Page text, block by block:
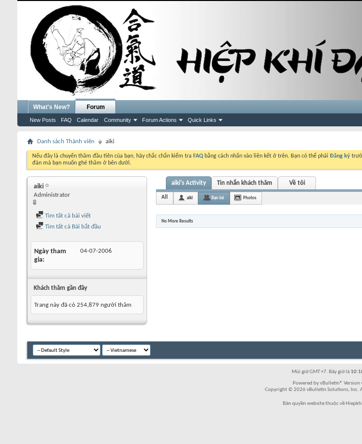
What's New? Forum
New Posts FAQ Calendar Community Forum Actions Quick Links
Danh sách Thành viên aiki
Nếu đây là chuyến thăm đầu tiên của bạn, hãy chắc chắn kiểm tra FAQ bằng cách nhấn vào liên kết ở trên. Bạn có thể phải Đăng ký
đàn mà bạn muốn ghé thăm ở bên dưới.
aiki
Administrator
Tìm tất cả bài viết
Tìm tất cả Bài bắt đầu
Ngày tham
gia
04-07-2006
Khách thăm gần đây
Trang này đã có 254,879 người thăm
aiki's Activity Tin nhắn khách thăm Về tôi
All aiki Bạn bè Photos
No More Results
Múi giờ GMT +7. Bây giờ là
Powered by vBulletin® Version
Copyright © 2026 vBulletin Solutions, Inc.
Bản quyền website thuộc về